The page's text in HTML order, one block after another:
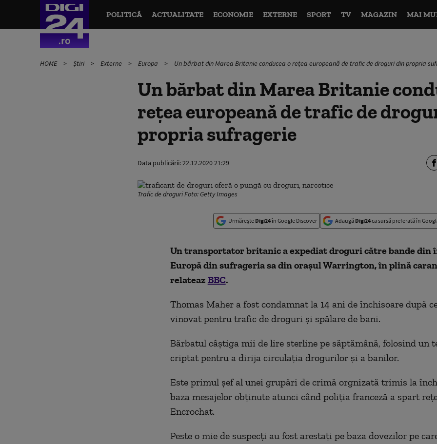
POLITICĂ ACTUALITATE ECONOMIE EXTERNE SPORT TV MAGAZIN MAI
HOME Știri Externe Europa Un bărbat din Marea Britanie conducea o rețea europeană de trafic de droguri din propria
Un bărbat din Marea Britanie
rețea europeană de trafic de
propria sufragerie
Data publicării:22.12.2020 21:29
Trafic de droguri Foto: Getty Images
Urmărește Digi24în Google Discover Adaugă Digi24ca sursă preferată în
Un transportator britanic a expediat droguri către bande din
Europă din sufrageria sa din orașul Warrington, în plină
relateaz BBC.
Thomas Maher a fost condamnat la 14 ani de închisoare după
vinovat pentru trafic de droguri și spălare de bani.
Bărbatul câștiga mii de lire sterline pe săptămână, folosind un
criptat pentru a dirija circulația drogurilor și a banilor.
Este primul șef al unei grupări de crimă orgnizată trimis la
baza mesajelor obținute atunci când poliția franceză a spart
Encrochat.
Peste o mie de suspecți au fost arestați pe baza dovezilor pe